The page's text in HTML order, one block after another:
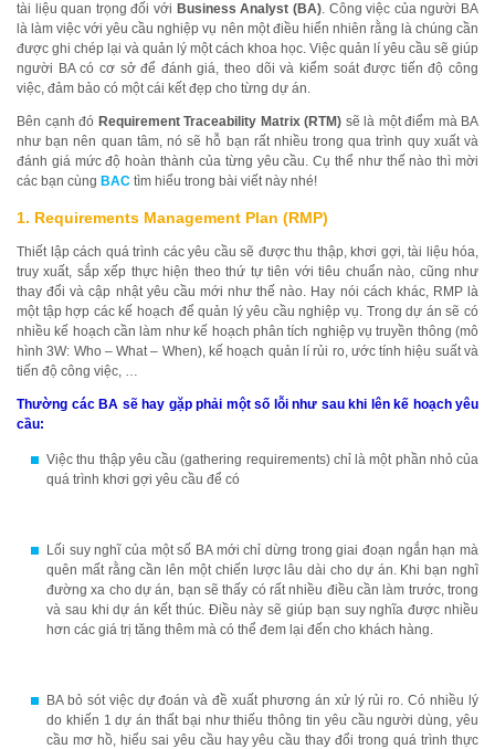
tài liệu quan trọng đối với Business Analyst (BA). Công việc của người BA
là làm việc với yêu cầu nghiệp vụ nên một điều hiển nhiên rằng là chúng cần
được ghi chép lại và quản lý một cách khoa học. Việc quản lí yêu cầu sẽ giúp
người BA có cơ sở để đánh giá, theo dõi và kiểm soát được tiến độ công
việc, đảm bảo có một cái kết đẹp cho từng dự án.
Bên cạnh đó Requirement Traceability Matrix (RTM) sẽ là một điểm mà BA
như bạn nên quan tâm, nó sẽ hỗ bạn rất nhiều trong qua trình quy xuất và
đánh giá mức độ hoàn thành của từng yêu cầu. Cụ thể như thế nào thì mời
các bạn cùng BAC tìm hiểu trong bài viết này nhé!
1. Requirements Management Plan (RMP)
Thiết lập cách quá trình các yêu cầu sẽ được thu thập, khơi gợi, tài liệu hóa,
truy xuất, sắp xếp thực hiện theo thứ tự tiên với tiêu chuẩn nào, cũng như
thay đổi và cập nhật yêu cầu mới như thế nào. Hay nói cách khác, RMP là
một tập hợp các kế hoạch để quản lý yêu cầu nghiệp vụ. Trong dự án sẽ có
nhiều kế hoạch cần làm như kế hoạch phân tích nghiệp vụ truyền thông (mô
hình 3W: Who – What – When), kế hoạch quản lí rủi ro, ước tính hiệu suất và
tiến độ công việc, …
Thường các BA sẽ hay gặp phải một số lỗi như sau khi lên kế hoạch yêu
cầu:
Việc thu thập yêu cầu (gathering requirements) chỉ là một phần nhỏ của
quá trình khơi gợi yêu cầu để có
Lối suy nghĩ của một số BA mới chỉ dừng trong giai đoạn ngắn hạn mà
quên mất rằng cần lên một chiến lược lâu dài cho dự án. Khi bạn nghĩ
đường xa cho dự án, bạn sẽ thấy có rất nhiều điều cần làm trước, trong
và sau khi dự án kết thúc. Điều này sẽ giúp bạn suy nghĩa được nhiều
hơn các giá trị tăng thêm mà có thể đem lại đến cho khách hàng.
BA bỏ sót việc dự đoán và đề xuất phương án xử lý rủi ro. Có nhiều lý
do khiến 1 dự án thất bại như thiếu thông tin yêu cầu người dùng, yêu
cầu mơ hồ, hiểu sai yêu cầu hay yêu cầu thay đổi trong quá trình thực